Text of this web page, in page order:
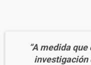
“A medida
investigación